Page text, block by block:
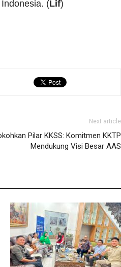
(Lif)
Next article
Pilar KKSS: Komitmen KKTP
Mendukung Visi Besar AAS